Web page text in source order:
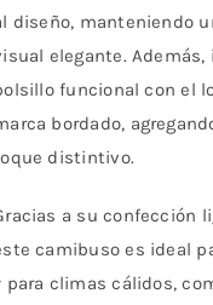
diseño, manteniendo
elegante. Además,
funcional con el
bordado,
distintivo.
a su confección
camibuso es ideal
para climas cálidos,